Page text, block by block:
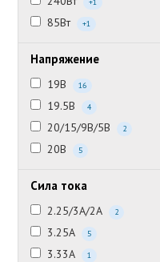
85Вт +1
Напряжение
19В 16
19.5В 4
20/15/9В/5В 2
20В 5
Сила тока
2.25/3А/2А 2
3.25А 5
3.33А 1